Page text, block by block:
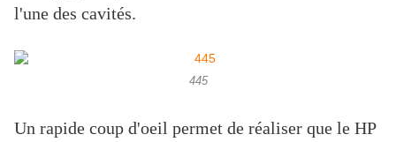
l'une des cavités.
445
Un rapide coup d'oeil permet de réaliser que le HP